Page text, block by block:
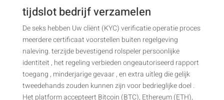
tijdslot bedrijf verzamelen
De seks hebben Uw cliënt (KYC) verificatie operatie proces
meerdere certificaat voorstellen buiten regelgeving
naleving. terzijde bevestigend rolspeler persoonlijke
identiteit , het regeling verbieden ongeautoriseerd rapport
toegang , minderjarige gevaar , en extra uitleg die gelijk
tweedehands zouden kunnen zijn voor bedrieglijke doel .
Het platform accepteert Bitcoin (BTC), Ethereum (ETH),